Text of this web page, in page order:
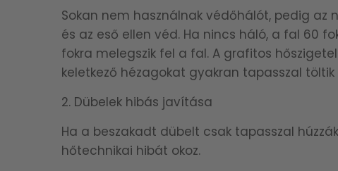
Sokan nem használnak védőhálót, pedig az
és az eső ellen véd. Ha nincs háló, a fal 60
fokra melegszik fel a fal. A grafitos
keletkező hézagokat gyakran tapasszal
2. Dübelek hibás javítása
Ha a beszakadt dübelt csak tapasszal
hőtechnikai hibát okoz.